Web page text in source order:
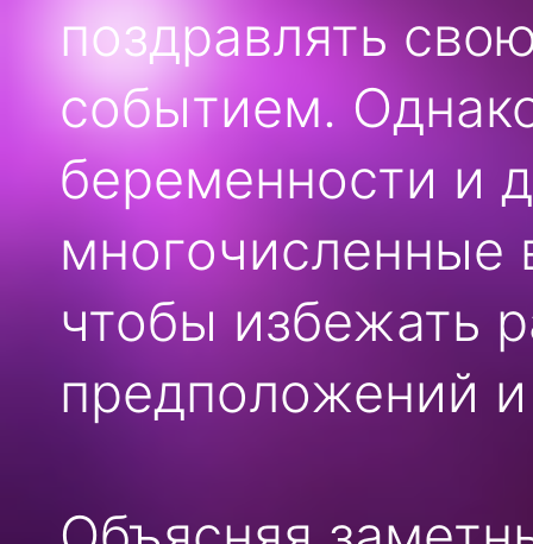
поздравлять
событием.
беременности и
многочисленные
чтобы избежать
предположений